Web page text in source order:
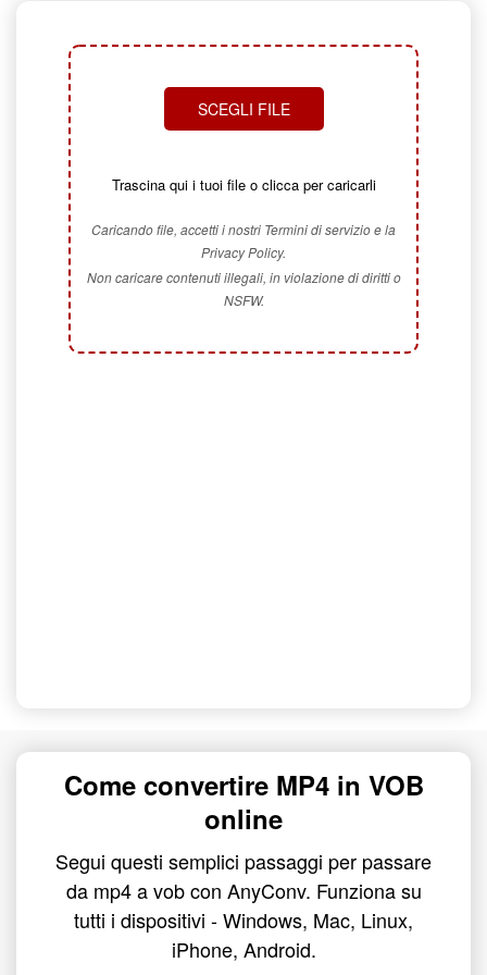
SCEGLI FILE
Trascina qui i tuoi file o clicca per caricarli
Caricando file, accetti i nostri Termini di servizio e la
Privacy Policy.
Non caricare contenuti illegali, in violazione di diritti o
NSFW.
Come convertire MP4 in VOB
online
Segui questi semplici passaggi per passare
da mp4 a vob con AnyConv. Funziona su
tutti i dispositivi - Windows, Mac, Linux,
iPhone, Android.